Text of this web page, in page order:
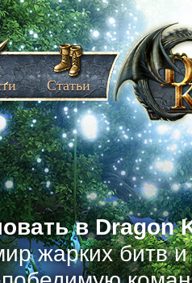
в Dragon
жарких битв
Статьи